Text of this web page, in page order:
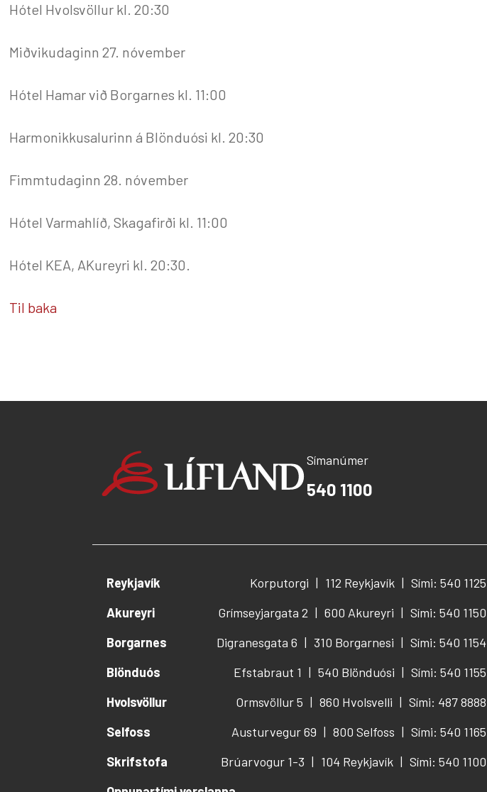
Hótel Hvolsvöllur kl. 20:30
Miðvikudaginn 27. nóvember
Hótel Hamar við Borgarnes kl. 11:00
Harmonikkusalurinn á Blönduósi kl. 20:30
Fimmtudaginn 28. nóvember
Hótel Varmahlíð, Skagafirði kl. 11:00
Hótel KEA, AKureyri kl. 20:30.
Til baka
Símanúmer
540 1100
Reykjavík Korputorgi 112 Reykjavík
Sími: 540 1125
Akureyri
Grímseyjargata 2 600 Akureyri
Sími: 540 1150
Borgarnes
Digranesgata 6 310 Borgarnesi
Sími: 540 1154
Blönduós
Efstabraut 1 540 Blönduósi
Sími: 540 1155
Hvolsvöllur
Ormsvöllur 5 860 Hvolsvelli
Sími: 487 8888
Selfoss
Austurvegur 69 800 Selfoss
Sími: 540 1165
Skrifstofa
Brúarvogur 1-3 104 Reykjavík
Sími: 540 1100